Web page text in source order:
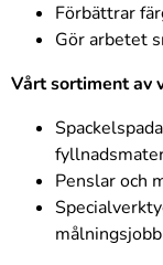
Förbättrar
Gör arbetet
Vårt sortiment av
Penslar och
målningsjobb